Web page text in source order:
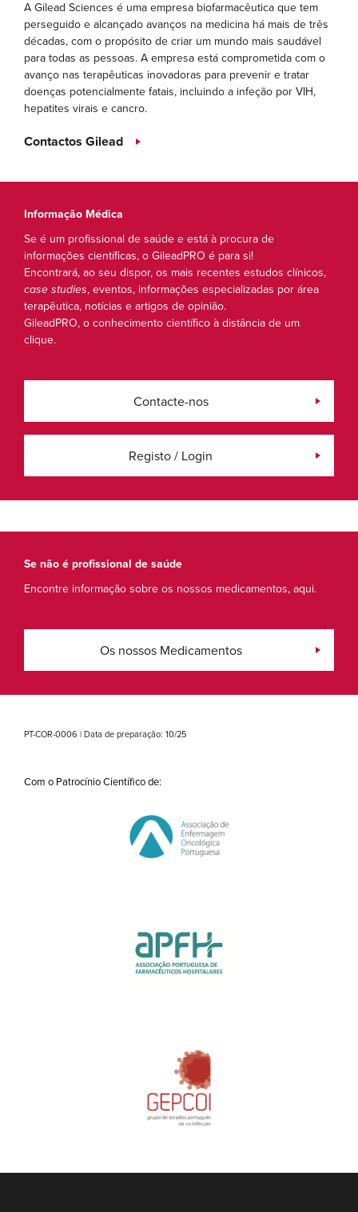
A Gilead Sciences é uma empresa biofarmacêutica que tem
perseguido e alcançado avanços na medicina há mais de três
décadas, com o propósito de criar um mundo mais saudável
para todas as pessoas. A empresa está comprometida com o
avanço nas terapêuticas inovadoras para prevenir e tratar
doenças potencialmente fatais, incluindo a infeção por VIH,
hepatites virais e cancro.
Contactos Gilead
Informação Médica
Se é um profissional de saúde e está à procura de
informações científicas, o GileadPRO é para si!
Encontrará, ao seu dispor, os mais recentes estudos clínicos,
case studies, eventos, informações especializadas por área
terapêutica, notícias e artigos de opinião.
GileadPRO, o conhecimento científico à distância de um
clique.
Contacte-nos
Registo / Login
Se não é profissional de saúde
Encontre informação sobre os nossos medicamentos, aqui.
Os nossos Medicamentos
PT-COR-0006 | Data de preparação: 10/25
Com o Patrocínio Científico de: